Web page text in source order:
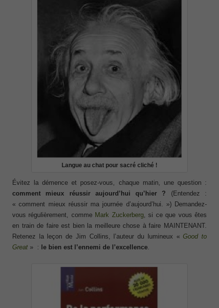
Langue au chat pour sacré cliché !
Évitez la démence et posez-vous, chaque matin, une question :
comment mieux réussir aujourd’hui qu’hier ? (Entendez :
« comment mieux réussir ma journée d’aujourd’hui. ») Demandez-
vous régulièrement, comme Mark Zuckerberg, si ce que vous êtes
en train de faire est bien la meilleure chose à faire MAINTENANT.
Retenez la leçon de Jim Collins, l’auteur du lumineux «Good to
Great » : le bien est l’ennemi de l’excellence